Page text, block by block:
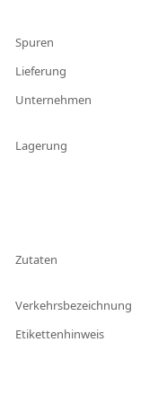
Spuren
Lieferung
Unternehmen
Lagerung
Zutaten
Verkehrsbezeichnung
Etikettenhinweis